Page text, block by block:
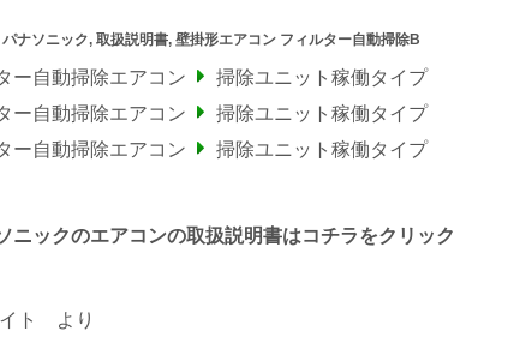
パナソニック, 取扱説明書, 壁掛形エアコン フィルター自動掃除B
ー自動掃除エアコン
掃除ユニット稼働タイプ
ー自動掃除エアコン
掃除ユニット稼働タイプ
ー自動掃除エアコン 掃除ユニット稼働タイプ
ニックのエアコンの取扱説明書はコチラをクリック
ト より